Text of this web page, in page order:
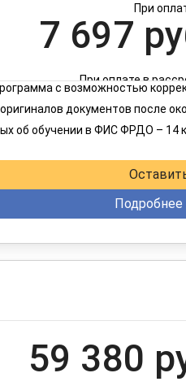
При
7 697
При оплате в
3 849
с возможностью
документов после
об обучении в ФИС ФРДО – 14
Подробнее
59 380